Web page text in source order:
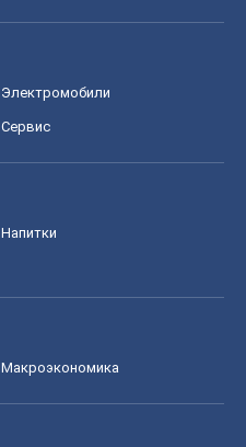
Электромобили
Сервис
Напитки
Mакроэкономика